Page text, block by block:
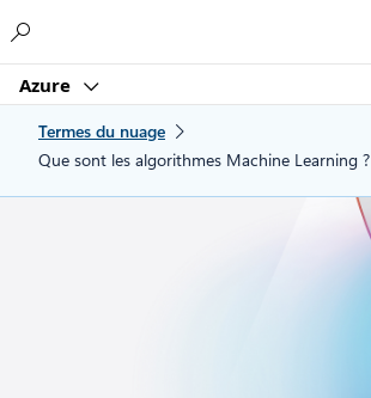
Azure
Termes du nuage
Que sont les algorithmes Machine Learning ?